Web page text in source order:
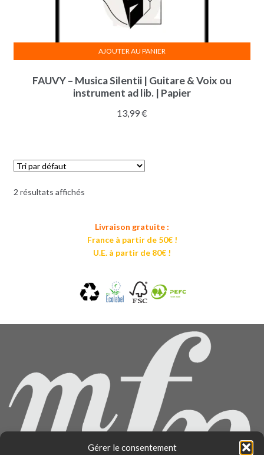
Gérer le consentement
FAUVY – Musica Silentii | Guitare & Voix ou
instrument ad lib. | Papier
13,99€
AJOUTER AU PANIER
2 résultats affichés
Livraison gratuite :
France à partir de 50€ !
U.E. à partir de 80€ !